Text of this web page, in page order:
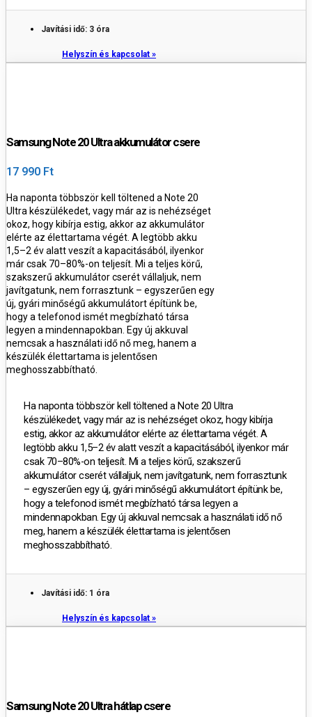
Javítási idő: 3 óra
Helyszín és kapcsolat »
Samsung Note 20 Ultra akkumulátor csere
17 990 Ft
Ha naponta többször kell töltened a Note 20
Ultra készülékedet, vagy már az is nehézséget
okoz, hogy kibírja estig, akkor az akkumulátor
elérte az élettartama végét. A legtöbb akku
1,5–2 év alatt veszít a kapacitásából, ilyenkor
már csak 70–80%-on teljesít. Mi a teljes körű,
szakszerű akkumulátor cserét vállaljuk, nem
javítgatunk, nem forrasztunk – egyszerűen egy
új, gyári minőségű akkumulátort építünk be,
hogy a telefonod ismét megbízható társa
legyen a mindennapokban. Egy új akkuval
nemcsak a használati idő nő meg, hanem a
készülék élettartama is jelentősen
meghosszabbítható.
Ha naponta többször kell töltened a Note 20 Ultra
készülékedet, vagy már az is nehézséget okoz, hogy kibírja
estig, akkor az akkumulátor elérte az élettartama végét. A
legtöbb akku 1,5–2 év alatt veszít a kapacitásából, ilyenkor már
csak 70–80%-on teljesít. Mi a teljes körű, szakszerű
akkumulátor cserét vállaljuk, nem javítgatunk, nem forrasztunk
– egyszerűen egy új, gyári minőségű akkumulátort építünk be,
hogy a telefonod ismét megbízható társa legyen a
mindennapokban. Egy új akkuval nemcsak a használati idő nő
meg, hanem a készülék élettartama is jelentősen
meghosszabbítható.
Javítási idő: 1 óra
Helyszín és kapcsolat »
Samsung Note 20 Ultra hátlap csere